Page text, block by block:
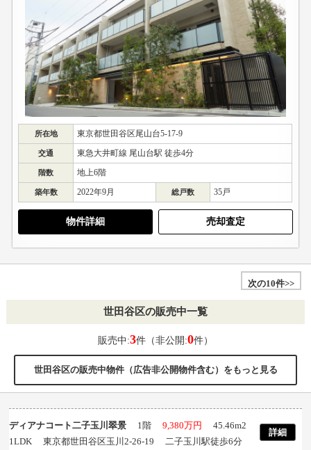
所在地 東京都世田谷区尾山台5-17-9
交通 東急大井町線 尾山台駅 徒歩4分
階数 地上6階
築年数 2022年9月 総戸数 35戸
物件詳細 売却査定
次の10件>>
世田谷区の販売中一覧
販売中:3件（非公開:0件）
世田谷区の販売中物件（広告非公開物件含む）をもっと見る
ディアナコート二子玉川翠景 1階9,380万円 45.46m2
1LDK 東京都世田谷区玉川2-26-19 二子玉川駅徒歩6分
詳細